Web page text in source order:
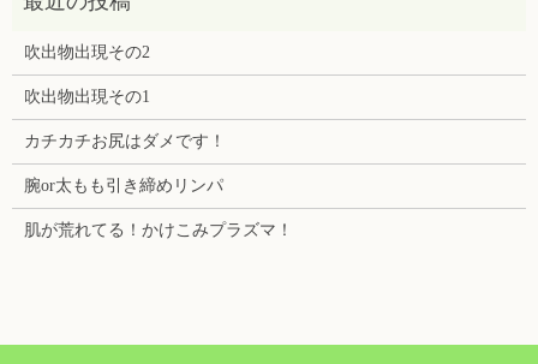
吹出物出現その2
吹出物出現その1
カチカチお尻はダメです！
腕or太もも引き締めリンパ
肌が荒れてる！かけこみプラズマ！